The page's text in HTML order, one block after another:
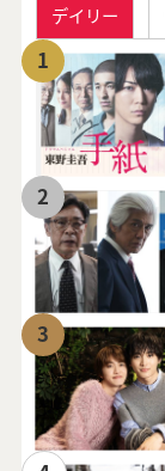
デイリー
1
2
3